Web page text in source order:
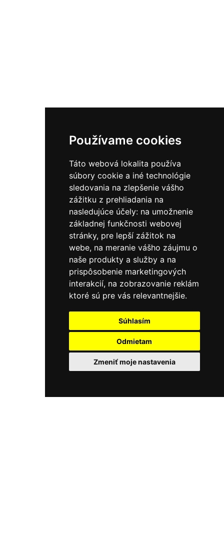
Používame cookies
Táto webová lokalita používa
súbory cookie a iné technológie
sledovania na zlepšenie vášho
zážitku z prehliadania na
nasledujúce účely: na umožnenie
základnej funkčnosti webovej
stránky, pre lepší zážitok na
webe, na meranie vášho záujmu o
naše produkty a služby a na
prispôsobenie marketingových
interakcií, na zobrazovanie reklám
ktoré sú pre vás relevantnejšie.
Súhlasím
Odmietam
Zmeniť moje nastavenia